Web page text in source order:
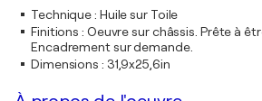
Technique: Huile sur Toile
Finitions : Oeuvre sur châssis. Prête à
Encadrement sur demande.
Dimensions : 31,9x25,6in